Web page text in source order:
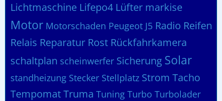
Lichtmaschine Lifepo4 Lüfter markise
Motor Motorschaden Peugeot J5 Radio Reifen
Relais Reparatur Rost Rückfahrkamera
schaltplan scheinwerfer Sicherung Solar
standheizung Stecker Stellplatz Strom Tacho
TempomatTruma Tuning Turbo Turbolader